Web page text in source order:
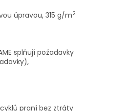
úpravou, 315 g/m2
splňují požadavky
praní bez ztráty